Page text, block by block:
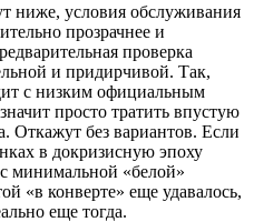
ниже, условия обслуживания
прозрачнее и
проверка
и придирчивой. Так,
с низким официальным
просто тратить впустую
Откажут без вариантов. Если
в докризисную эпоху
минимальной «белой»
«в конверте» еще удавалось,
еще тогда.